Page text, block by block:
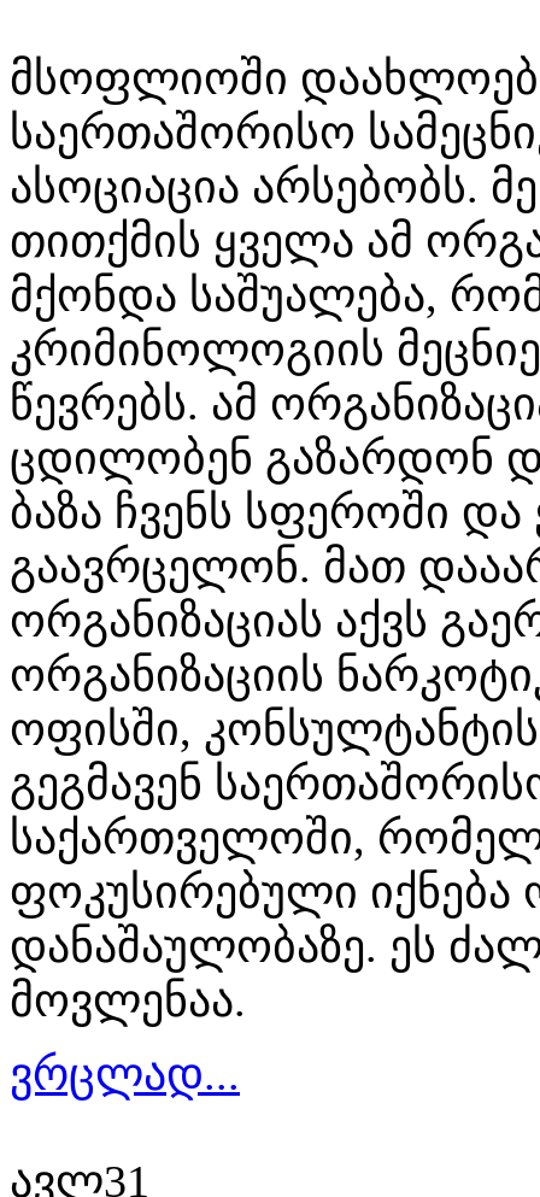
მსოფლიოში
საერთაშორისო
ასოციაცია არსებობს.
თითქმის ყველა ამ
მქონდა საშუალება,
კრიმინოლოგიის
წევრებს. ამ
ცდილობენ გაზარდონ
ბაზა ჩვენს სფეროში
გაავრცელონ. მათ
ორგანიზაციას აქვს
ორგანიზაციის
ოფისში,
გეგმავენ
საქართველოში,
ფოკუსირებული იქნება
დანაშაულობაზე. ეს
მოვლენაა.
ვრცლად...
ავლ31